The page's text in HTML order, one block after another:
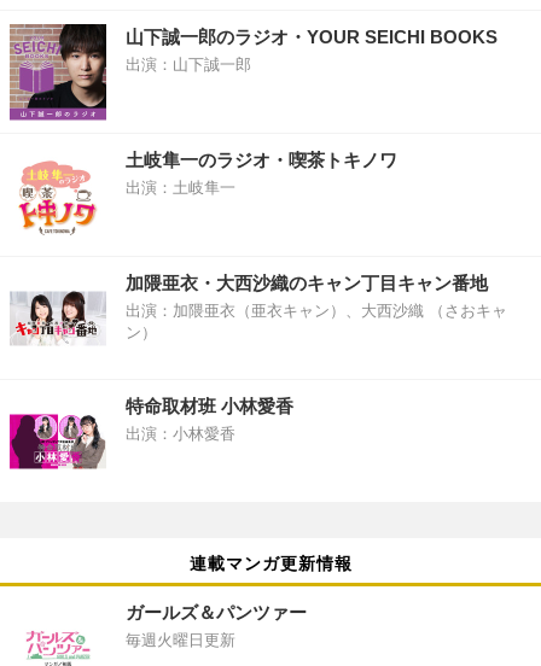
山下誠一郎のラジオ・YOUR SEICHI BOOKS
出演：山下誠一郎
土岐隼一のラジオ・喫茶トキノワ
出演：土岐隼一
加隈亜衣・大西沙織のキャン丁目キャン番地
出演：加隈亜衣（亜衣キャン）、大西沙織 （さおキャ
ン）
特命取材班 小林愛香
出演：小林愛香
連載マンガ更新情報
ガールズ＆パンツァー
毎週火曜日更新